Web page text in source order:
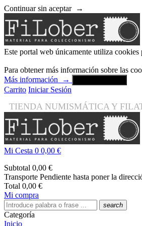
Continuar sin aceptar →
Este portal web únicamente utiliza cookies
Para obtener más información sobre las
Más información
→
Carrito Iniciar Sesión
TIENDA NUMISMÁTICA Y
Mi Cesta 0 0,00 €
Subtotal 0,00 €
Transporte Pendiente hasta poner la
Total 0,00 €
Mi compra
search
Categoría
Inicio